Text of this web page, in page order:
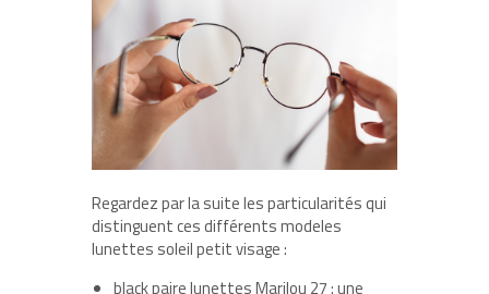
Regardez par la suite les particularités qui
distinguent ces différents modeles
lunettes soleil petit visage :
black paire lunettes Marilou 27 : une